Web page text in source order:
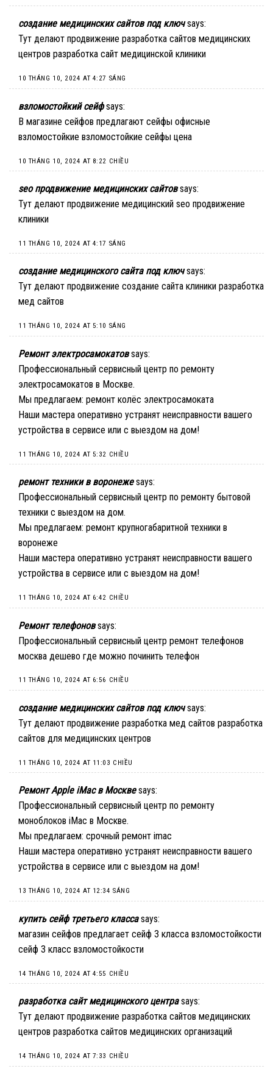
создание медицинских сайтов под ключ says:
Тут делают продвижение разработка сайтов медицинских
центров разработка сайт медицинской клиники
10 THÁNG 10, 2024 AT 4:27 SÁNG
взломостойкий сейф says:
В магазине сейфов предлагают сейфы офисные
взломостойкие взломостойкие сейфы цена
10 THÁNG 10, 2024 AT 8:22 CHIỀU
seo продвижение медицинских сайтов says:
Тут делают продвижение медицинский seo продвижение
клиники
11 THÁNG 10, 2024 AT 4:17 SÁNG
создание медицинского сайта под ключ says:
Тут делают продвижение создание сайта клиники разработка
мед сайтов
11 THÁNG 10, 2024 AT 5:10 SÁNG
Ремонт электросамокатов says:
Профессиональный сервисный центр по ремонту
электросамокатов в Москве.
Мы предлагаем: ремонт колёс электросамоката
Наши мастера оперативно устранят неисправности вашего
устройства в сервисе или с выездом на дом!
11 THÁNG 10, 2024 AT 5:32 CHIỀU
ремонт техники в воронеже says:
Профессиональный сервисный центр по ремонту бытовой
техники с выездом на дом.
Мы предлагаем: ремонт крупногабаритной техники в
воронеже
Наши мастера оперативно устранят неисправности вашего
устройства в сервисе или с выездом на дом!
11 THÁNG 10, 2024 AT 6:42 CHIỀU
Ремонт телефонов says:
Профессиональный сервисный центр ремонт телефонов
москва дешево где можно починить телефон
11 THÁNG 10, 2024 AT 6:56 CHIỀU
создание медицинских сайтов под ключ says:
Тут делают продвижение разработка мед сайтов разработка
сайтов для медицинских центров
11 THÁNG 10, 2024 AT 11:03 CHIỀU
Ремонт Apple iMac в Москве says:
Профессиональный сервисный центр по ремонту
моноблоков iMac в Москве.
Мы предлагаем: срочный ремонт imac
Наши мастера оперативно устранят неисправности вашего
устройства в сервисе или с выездом на дом!
13 THÁNG 10, 2024 AT 12:34 SÁNG
купить сейф третьего класса says:
магазин сейфов предлагает сейф 3 класса взломостойкости
сейф 3 класс взломостойкости
14 THÁNG 10, 2024 AT 4:55 CHIỀU
разработка сайт медицинского центра says:
Тут делают продвижение разработка сайтов медицинских
центров разработка сайтов медицинских организаций
14 THÁNG 10, 2024 AT 7:33 CHIỀU